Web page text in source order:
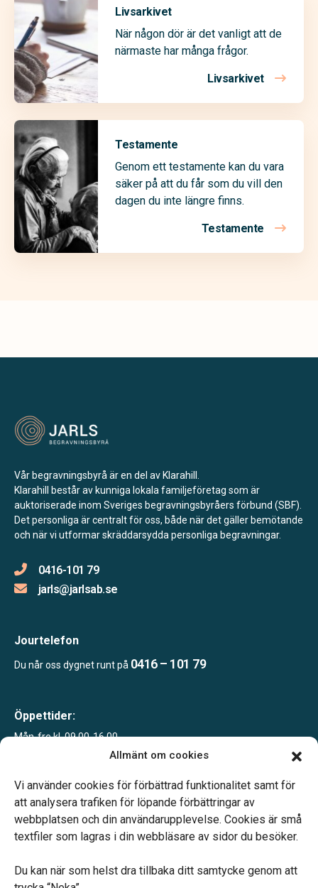
Allmänt om cookies
Vi använder cookies för förbättrad funktionalitet samt för
att analysera trafiken för löpande förbättringar av
webbplatsen och din användarupplevelse. Cookies är små
textfiler som lagras i din webbläsare av sidor du besöker.
Du kan när som helst dra tillbaka ditt samtycke genom att
Livsarkivet
När någon dör är det vanligt att de
närmaste har många frågor.
Livsarkivet
Testamente
Genom ett testamente kan du vara
säker på att du får som du vill den
dagen du inte längre finns.
Testamente
Vår begravningsbyrå är en del av Klarahill.
Klarahill består av kunniga lokala familjeföretag som är
auktoriserade inom Sveriges begravningsbyråers förbund (SBF).
Det personliga är centralt för oss, både när det gäller bemötande
och när vi utformar skräddarsydda personliga begravningar.
0416-101 79
jarls@jarlsab.se
Jourtelefon
Du når oss dygnet runt på 0416 – 101 79
Öppettider:
Mån-fre kl. 09.00-16.00
Telefonjour dygnet runt.
Vårt systerbolag Verahill hjälper dig med familjejuridiken –